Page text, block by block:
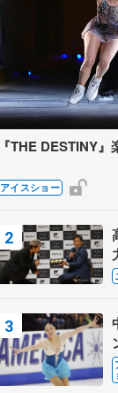
『THE DESTINY』
アイスショー